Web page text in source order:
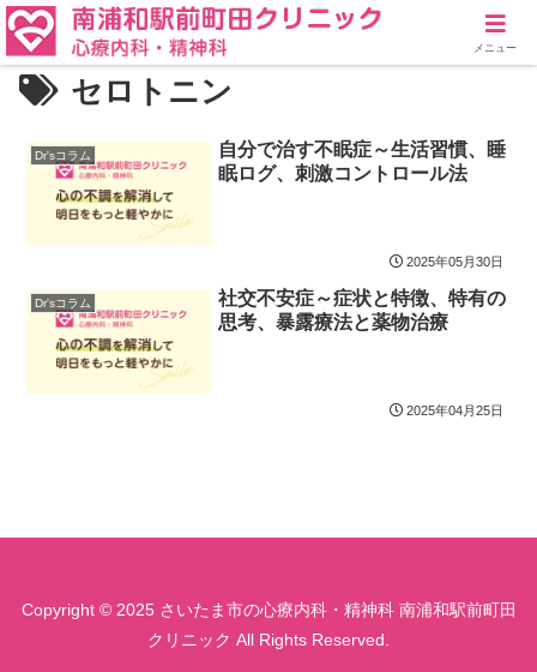
セロトニン
Dr'sコラム
自分で治す不眠症～生活習慣、睡
眠ログ、刺激コントロール法
2025年05月30日
Dr'sコラム
社交不安症～症状と特徴、特有の
思考、暴露療法と薬物治療
2025年04月25日
Copyright © 2025 さいたま市の心療内科・精神科 南浦和駅前町田
クリニック All Rights Reserved.
メニュー